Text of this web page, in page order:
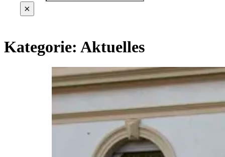
×
Kategorie: Aktuelles